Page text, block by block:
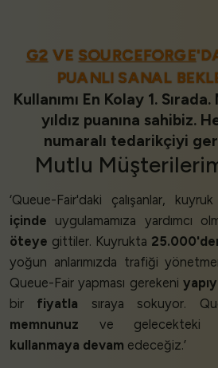
G2 VESOURCEFORGE
PUANLI SANAL
Kullanımı En Kolay 1.
yıldız puanına sahibiz.
numaralı tedarikçiyi
Mutlu
‘Queue-Fair'daki çalışanlar,
içinde uygulamamıza yardımcı
öteye gittiler. Kuyrukta
yoğun anlarımızda trafiği
Queue-Fair yapması gerekeni
bir fiyatla sıraya sokuyor.
memnunuz ve gelecekteki
kullanmaya devam edeceğiz.’